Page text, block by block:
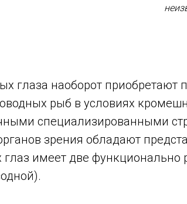
глаза наоборот приобретают
рыб в условиях
специализированными
зрения обладают
глаз имеет две